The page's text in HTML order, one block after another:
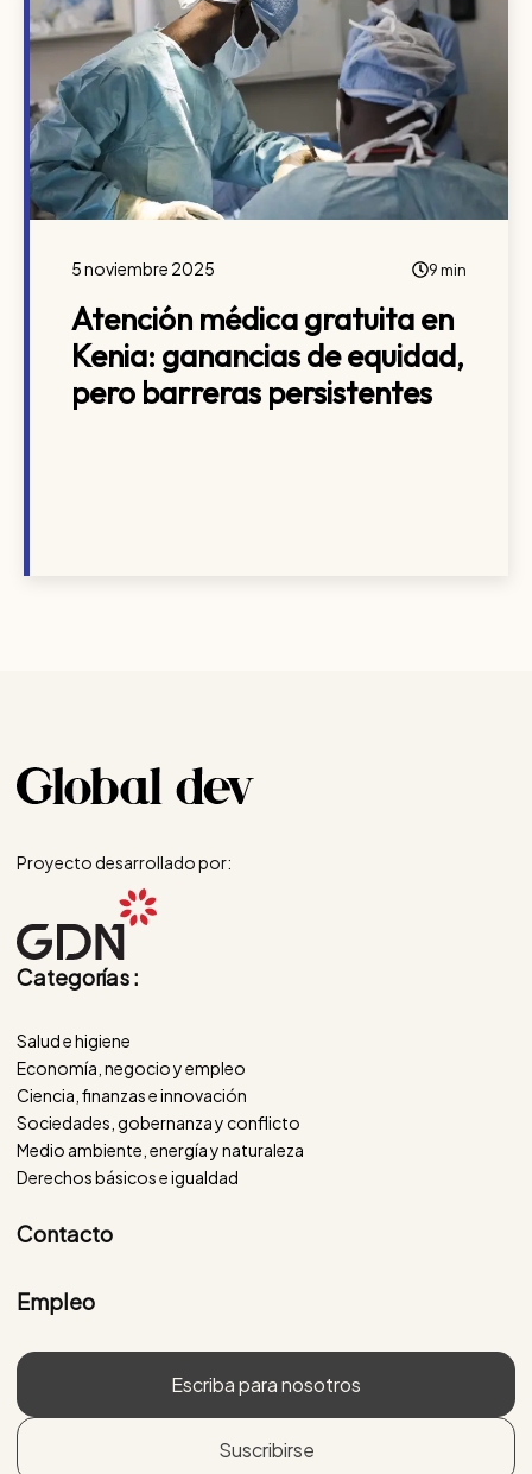
5 noviembre 2025 9 min
Atención médica gratuita en
Kenia: ganancias de equidad,
pero barreras persistentes
Proyecto desarrollado por:
Categorías :
Salud e higiene
Economía, negocio y empleo
Ciencia, finanzas e innovación
Sociedades, gobernanza y conflicto
Medio ambiente, energía y naturaleza
Derechos básicos e igualdad
Contacto
Empleo
Escriba para nosotros
Suscribirse